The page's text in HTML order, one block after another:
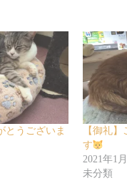
とうございま
【御礼
す
2021年1
未分類